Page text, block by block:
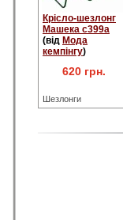
Крісло-шезлонг
Машека с399а
(від Мода
кемпінгу)
620 грн.
Шезлонги